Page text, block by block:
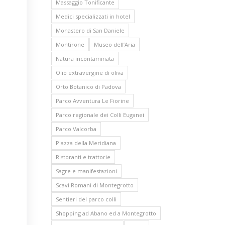
Massaggio Tonificante
Medici specializzati in hotel
Monastero di San Daniele
Montirone
Museo dell’Aria
Natura incontaminata
Olio extravergine di oliva
Orto Botanico di Padova
Parco Avventura Le Fiorine
Parco regionale dei Colli Euganei
Parco Valcorba
Piazza della Meridiana
Ristoranti e trattorie
Sagre e manifestazioni
Scavi Romani di Montegrotto
Sentieri del parco colli
Shopping ad Abano ed a Montegrotto